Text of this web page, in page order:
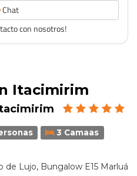
Itacimirim
3 Camaas
de Lujo, Bungalow E15 Marluá
Chat
con nosotros!